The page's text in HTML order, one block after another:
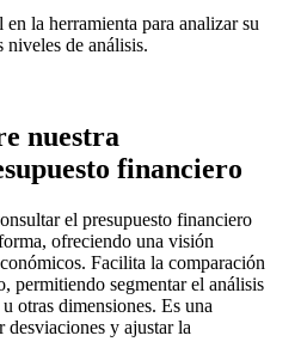
la herramienta para analizar su
niveles de análisis.
nuestra
financiero
el presupuesto financiero
ofreciendo una visión
Facilita la comparación
permitiendo segmentar el análisis
otras dimensiones. Es una
desviaciones y ajustar la